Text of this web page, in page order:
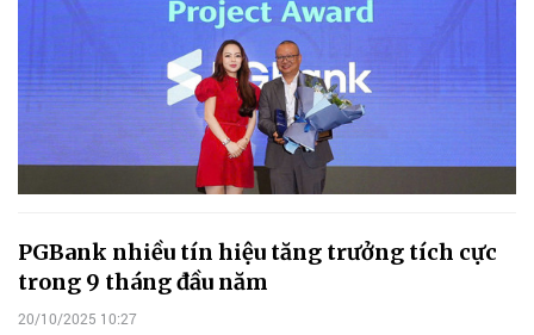
PGBank nhiều tín hiệu tăng trưởng tích cực
trong 9 tháng đầu năm
20/10/2025 10:27